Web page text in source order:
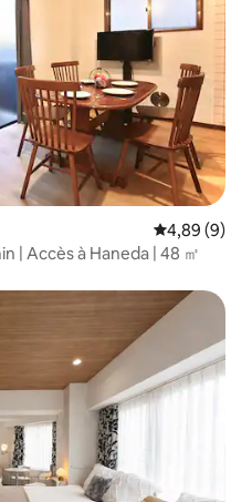
Évaluation
4,89 (9)
| Accès à Haneda | 48 ㎡